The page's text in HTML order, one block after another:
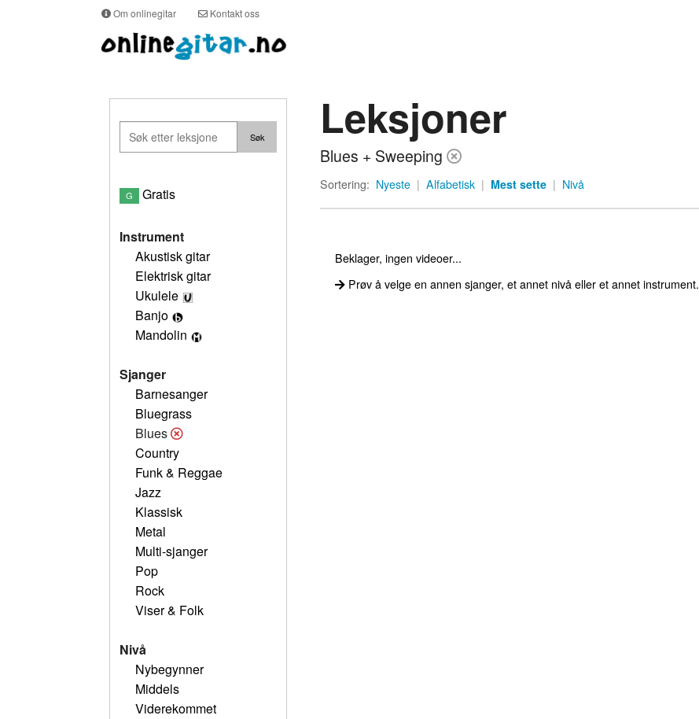
Om onlinegitar Kontakt oss
G Gratis
Instrument
Akustisk gitar
Elektrisk gitar
Ukulele
Banjo
Mandolin
Sjanger
Barnesanger
Bluegrass
Blues
Country
Funk & Reggae
Jazz
Klassisk
Metal
Multi-sjanger
Pop
Rock
Viser & Folk
Nivå
Nybegynner
Middels
Viderekommet
Leksjoner
Blues + Sweeping
Sortering: Nyeste | Alfabetisk | Mest sette | Nivå
Beklager, ingen videoer...
Prøv å velge en annen sjanger, et annet nivå eller et annet instrument.